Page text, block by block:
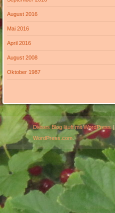
August 2016
Mai 2016
April 2016
August 2008
Oktober 1987
Dieses Blog läuft mit WordPress |
WordPress.com